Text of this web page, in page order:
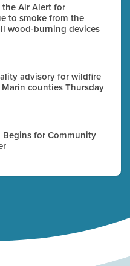
the Air Alert for
to smoke from the
wood-burning devices
advisory for wildfire
counties Thursday
Begins for Community